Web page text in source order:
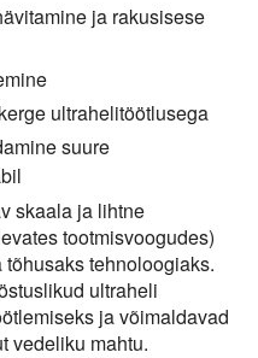
ja rakusisese
ultrahelitöötlusega
suure
skaala ja lihtne
tootmisvoogudes)
tehnoloogiaks.
ultraheli
ja võimaldavad
vedeliku mahtu.